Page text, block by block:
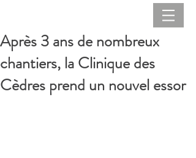
Après 3 ans de nombreux
chantiers, la Clinique des
Cèdres prend un nouvel essor